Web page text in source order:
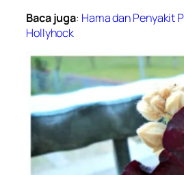
Baca juga: Hama dan Penyakit
Hollyhock